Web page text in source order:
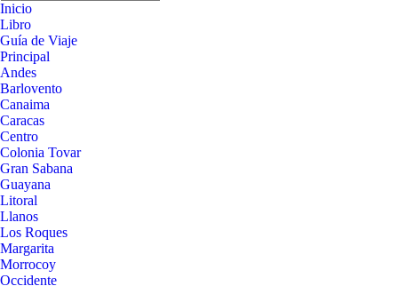
Inicio
Libro
Guía de Viaje
Principal
Andes
Barlovento
Canaima
Caracas
Centro
Colonia Tovar
Gran Sabana
Guayana
Litoral
Llanos
Los Roques
Margarita
Morrocoy
Occidente